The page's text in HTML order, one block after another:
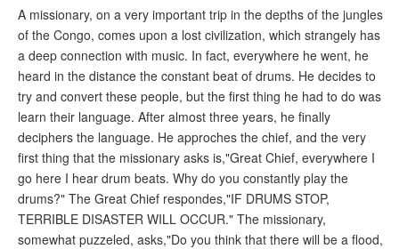
A missionary, on a very important trip in the depths of the jungles
of the Congo, comes upon a lost civilization, which strangely has
a deep connection with music. In fact, everywhere he went, he
heard in the distance the constant beat of drums. He decides to
try and convert these people, but the first thing he had to do was
learn their language. After almost three years, he finally
deciphers the language. He approches the chief, and the very
first thing that the missionary asks is,"Great Chief, everywhere I
go here I hear drum beats. Why do you constantly play the
drums?" The Great Chief respondes,"IF DRUMS STOP,
TERRIBLE DISASTER WILL OCCUR." The missionary,
somewhat puzzeled, asks,"Do you think that there will be a flood,